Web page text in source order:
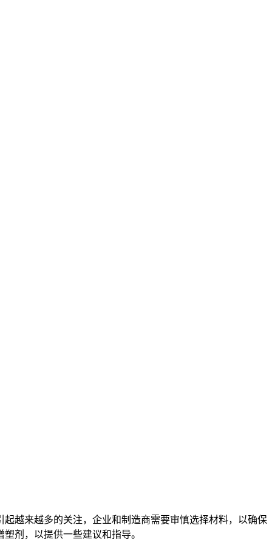
越来越多的关注，企业和制造商需要审慎选择材料，以确保
剂，以提供一些建议和指导。